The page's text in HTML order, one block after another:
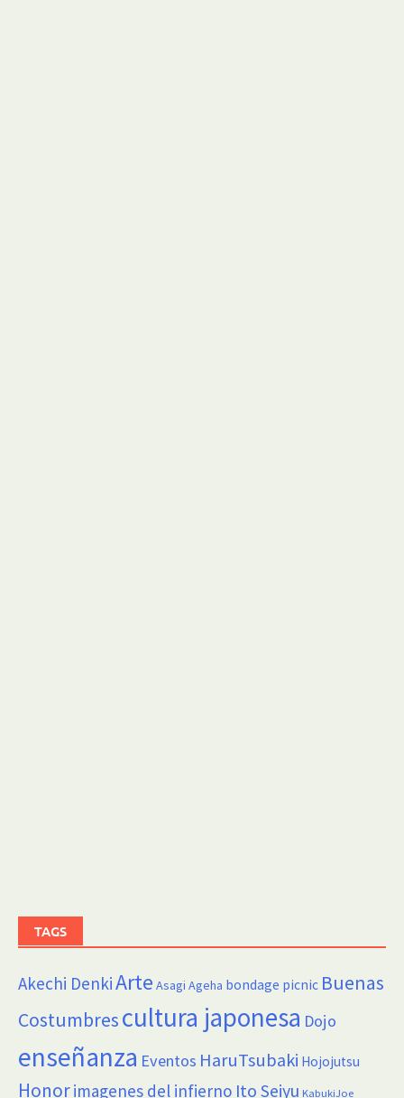
TAGS
Akechi DenkiArte Asagi Ageha bondage picnic Buenas
Costumbrescultura japonesa Dojo
enseñanza Eventos HaruTsubaki Hojojutsu
Honorimagenes del infierno Ito Seiyu KabukiJoe